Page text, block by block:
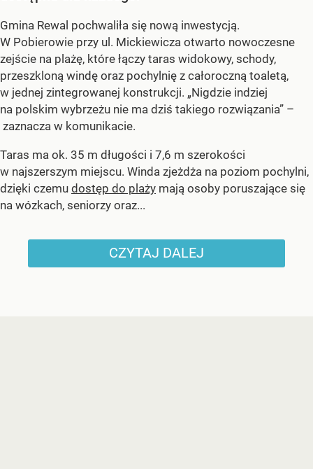
Gmina Rewal pochwaliła się nową inwestycją.
W Pobierowie przy ul. Mickiewicza otwarto nowoczesne
zejście na plażę, które łączy taras widokowy, schody,
przeszkloną windę oraz pochylnię z całoroczną toaletą,
w jednej zintegrowanej konstrukcji. „Nigdzie indziej
na polskim wybrzeżu nie ma dziś takiego rozwiązania” –
zaznacza w komunikacie.
Taras ma ok. 35 m długości i 7,6 m szerokości
w najszerszym miejscu. Winda zjeżdża na poziom pochylni,
dzięki czemu dostęp do plaży mają osoby poruszające się
na wózkach, seniorzy oraz...
CZYTAJ DALEJ